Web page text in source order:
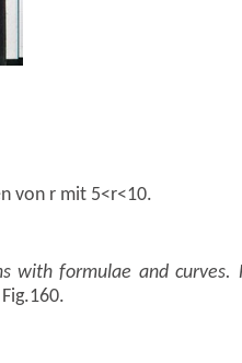
von r mit 5<r<10.
with formulae and curves.